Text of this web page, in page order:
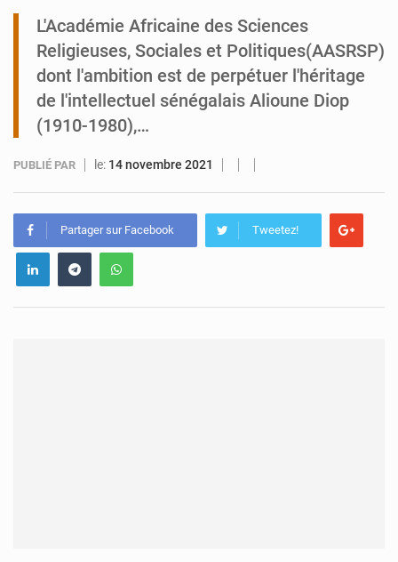
L'Académie Africaine des Sciences
Religieuses, Sociales et Politiques(AASRSP)
dont l'ambition est de perpétuer l'héritage
de l'intellectuel sénégalais Alioune Diop
(1910-1980),…
PUBLIÉ PAR le: 14 novembre 2021
Partager sur Facebook Tweetez!